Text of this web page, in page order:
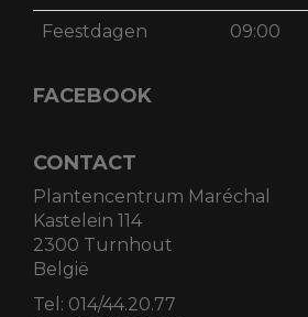
Feestdagen 09:00
FACEBOOK
CONTACT
Plantencentrum Maréchal
Kastelein 114
2300 Turnhout
België
Tel: 014/44.20.77